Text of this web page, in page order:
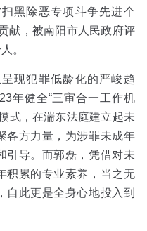
黑除恶专项斗争先进个
献，被南阳市人民政府评
。
现犯罪低龄化的严峻趋
年健全“三审合一工作机
式，在湍东法庭建立起未
各方力量，为涉罪未成年
引导。而郭磊，凭借对未
积累的专业素养，当之无
自此更是全身心地投入到